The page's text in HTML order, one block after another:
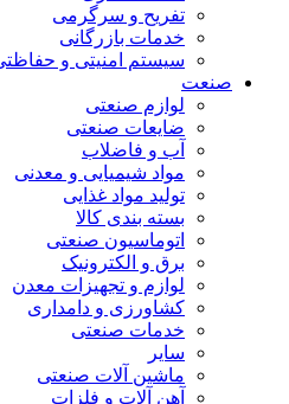
تفریح و سرگرمی
خدمات بازرگانی
سیستم امنیتی و حفاظتی
صنعت
لوازم صنعتی
ضایعات صنعتی
آب و فاضلاب
مواد شیمیایی و معدنی
تولید مواد غذایی
بسته بندی کالا
اتوماسیون صنعتی
برق و الکترونیک
لوازم و تجهیزات معدن
کشاورزی و دامداری
خدمات صنعتی
سایر
ماشین آلات صنعتی
آهن آلات و فلزات